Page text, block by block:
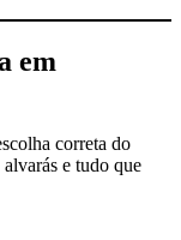
em
correta do
e tudo que